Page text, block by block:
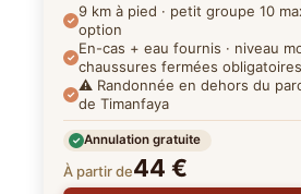
9 km à pied · petit groupe 10
option
En-cas + eau fournis · niveau
chaussures fermées obligatoires
⚠️ Randonnée en dehors du
de Timanfaya
Annulation gratuite
À partir de44 €